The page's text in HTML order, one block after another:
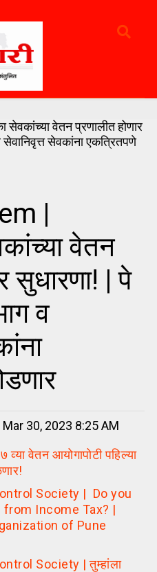
|
वेतन
सुधारणा! | पे
व
Mar 30, 2023 8:25 AM
वेतन आयोगापोटी पहिल्या
Society | Do you
Income Tax? |
of Pune
Society | तुम्हांला